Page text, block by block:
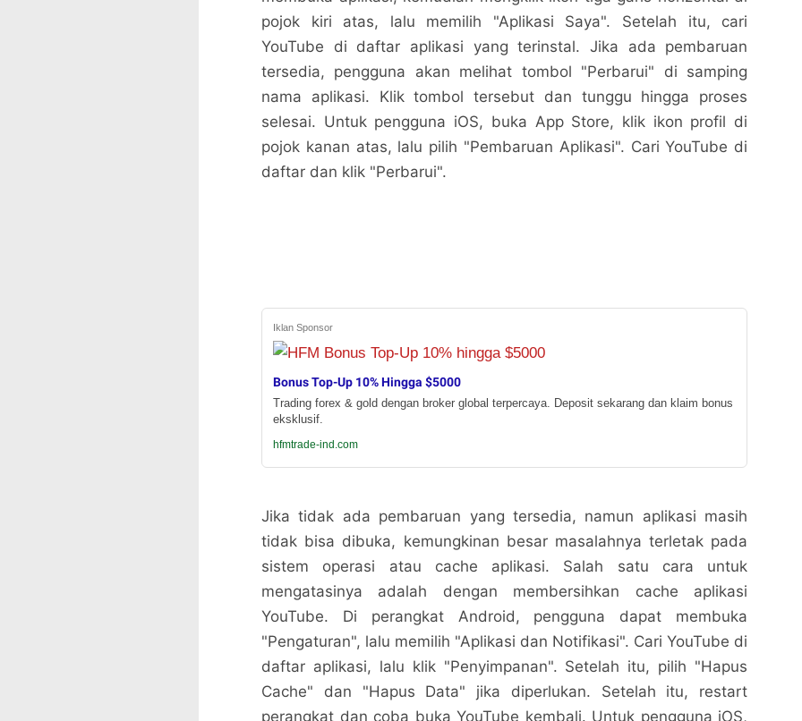
pojok kiri atas, lalu memilih "Aplikasi Saya". Setelah itu, cari
YouTube di daftar aplikasi yang terinstal. Jika ada pembaruan
tersedia, pengguna akan melihat tombol "Perbarui" di samping
nama aplikasi. Klik tombol tersebut dan tunggu hingga proses
selesai. Untuk pengguna iOS, buka App Store, klik ikon profil di
pojok kanan atas, lalu pilih "Pembaruan Aplikasi". Cari YouTube di
daftar dan klik "Perbarui".
Iklan Sponsor
Bonus Top-Up 10% Hingga $5000
Trading forex & gold dengan broker global terpercaya. Deposit sekarang dan klaim bonus
eksklusif.
hfmtrade-ind.com
Jika tidak ada pembaruan yang tersedia, namun aplikasi masih
tidak bisa dibuka, kemungkinan besar masalahnya terletak pada
sistem operasi atau cache aplikasi. Salah satu cara untuk
mengatasinya adalah dengan membersihkan cache aplikasi
YouTube. Di perangkat Android, pengguna dapat membuka
"Pengaturan", lalu memilih "Aplikasi dan Notifikasi". Cari YouTube di
daftar aplikasi, lalu klik "Penyimpanan". Setelah itu, pilih "Hapus
Cache" dan "Hapus Data" jika diperlukan. Setelah itu, restart
perangkat dan coba buka YouTube kembali. Untuk pengguna iOS,